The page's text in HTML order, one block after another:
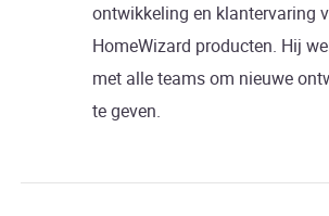
ontwikkeling en klantervaring
HomeWizard producten. Hij
met alle teams om nieuwe
te geven.